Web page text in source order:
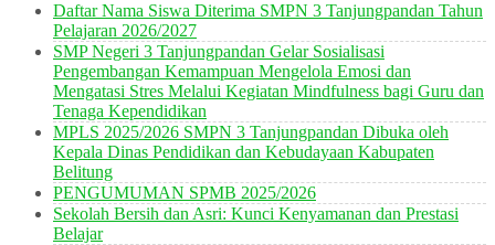
Daftar Nama Siswa Diterima SMPN 3 Tanjungpandan Tahun
Pelajaran 2026/2027
SMP Negeri 3 Tanjungpandan Gelar Sosialisasi
Pengembangan Kemampuan Mengelola Emosi dan
Mengatasi Stres Melalui Kegiatan Mindfulness bagi Guru dan
Tenaga Kependidikan
MPLS 2025/2026 SMPN 3 Tanjungpandan Dibuka oleh
Kepala Dinas Pendidikan dan Kebudayaan Kabupaten
Belitung
PENGUMUMAN SPMB 2025/2026
Sekolah Bersih dan Asri: Kunci Kenyamanan dan Prestasi
Belajar